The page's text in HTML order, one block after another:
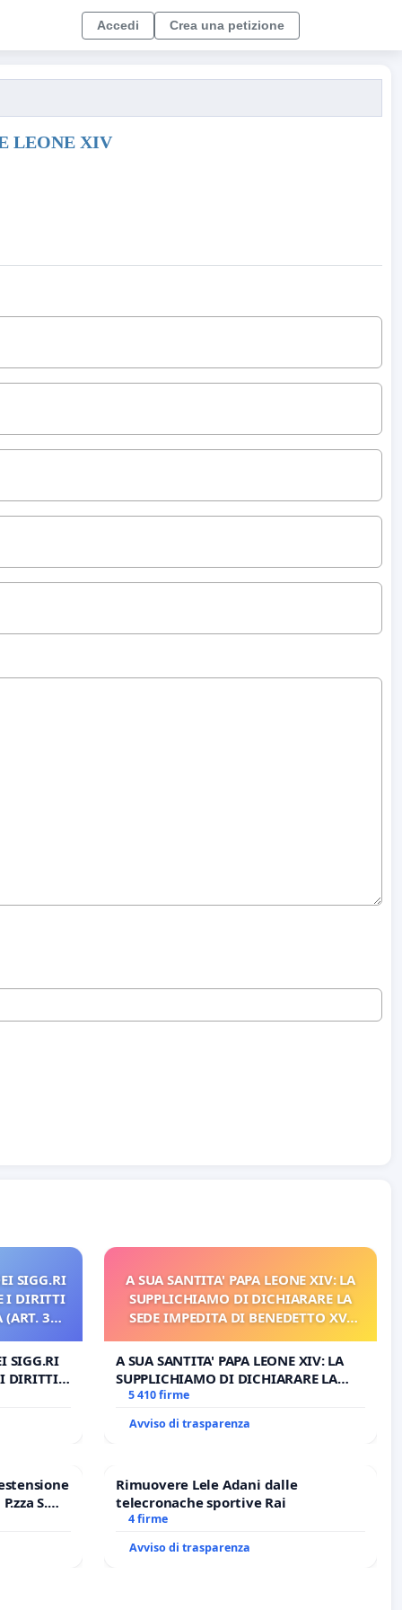
Accedi Crea una petizione
LEONE XIV
SIGG.RI
I DIRITTI
(ART. 3
SIGG.RI
I DIRITTI
3 UDG)
A SUA SANTITA' PAPA LEONE XIV: LA
SUPPLICHIAMO DI DICHIARARE LA
SEDE IMPEDITA DI BENEDETTO XVI
PROCESSO
A SUA SANTITA' PAPA LEONE XIV: LA
SUPPLICHIAMO DI DICHIARARE LA
SEDE IMPEDITA DI BENEDETTO XVI E/O
5 410 firme
Avviso di trasparenza
S.
Rimuovere Lele Adani dalle
telecronache sportive Rai
4 firme
Avviso di trasparenza